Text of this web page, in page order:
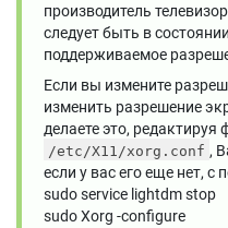
производитель
следует быть в
поддерживаемое
Если вы измените
изменить разрешение
делаете это,
/etc/X11/xorg.conf ,
если у вас его еще нет,
sudo service lightdm stop
sudo Xorg -configure